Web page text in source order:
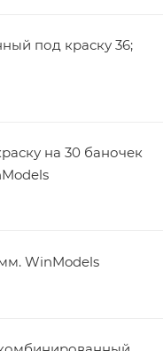
под краску 36;
на 30 баночек
WinModels